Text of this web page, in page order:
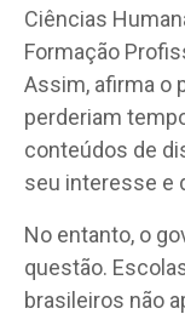
Ciências
Formação
Assim, afirma o
perderiam
conteúdos de
seu interesse e
No entanto, o
questão.
brasileiros não